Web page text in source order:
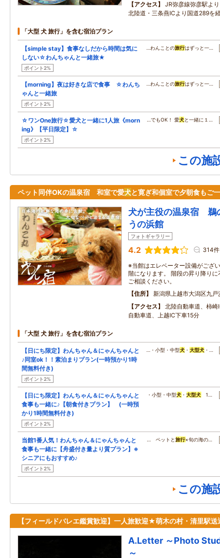
アクセス
JR弥彦線弥彦駅よ
北陸道・三条燕ICより国道289を
「大型 犬 旅行」を含む宿泊プラン
【simple stay】食事なしだから時間は気に
しない☆わんちゃんと一緒旅★
ポイント2%
…わんことの旅行はずっと一…
【morning】夜は好きな店で食事 ☆わんち
ゃんと一緒旅
ポイント2%
…わんことの旅行はずっと一…
☆ワンOne旅行☆愛犬と一緒に1人旅《morn
ing》【平日限定】☆
ポイント2%
…でもOK！ 愛犬と一緒に１…
この施
ペット同伴OKの温泉宿 和室で愛犬と寛ぎ和個室で夕朝食もご
犬が主役の温泉宿
うの浜館
フォトギャラリー
4.2 314件
※当館はエレベーター設備がござ
階になります。 階段の昇り降り
ご相談ください。
住所
新潟県上越市大潟区九
アクセス
北陸自動車道、柿
自動車道、上越IC下車15分
「大型 犬 旅行」を含む宿泊プラン
【日にち限定】わんちゃん＆にゃんちゃんと
♪同室ok！！素泊まりプラン(一時預かり1時
間無料付き)
ポイント2%
…・小型・中型犬 ・ 大型犬 ・…
【日にち限定】わんちゃん＆にゃんちゃんと
食事も一緒に♪【朝食付きプラン】 (一時預
かり1時間無料付き)
ポイント2%
・小型・中型犬 ・大型犬 1…
当館1番人気！わんちゃん＆にゃんちゃんと
食事も一緒に【舟盛付き量より質プラン】※
シニアにもおすすめ♪
ポイント2%
… ペットと旅行×旬の海の…
この施
【フィールドバレエ鑑賞歓迎】一人旅歓迎★萌木の村・清里駅送
A.Letter ～Photo
～